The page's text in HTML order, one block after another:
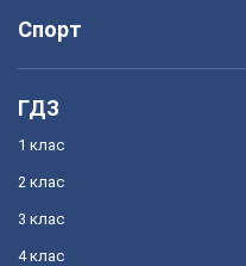
Спорт
ГДЗ
1 клас
2 клас
3 клас
4 клас